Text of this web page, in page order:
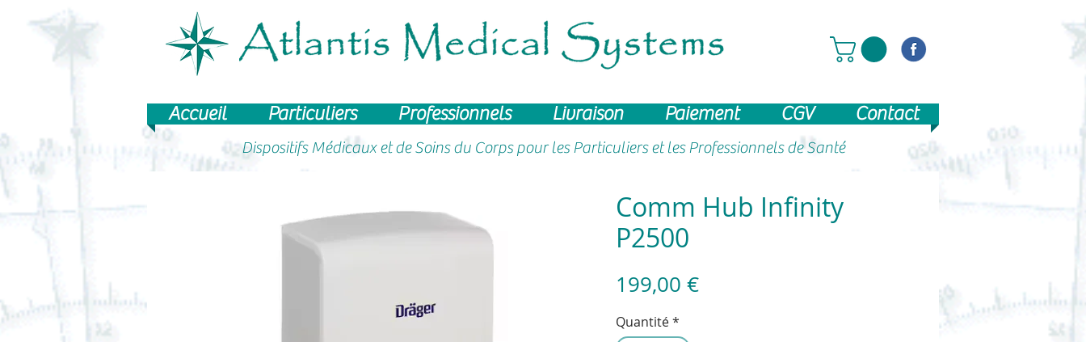
Accueil Particuliers Professionnels Livraison Paiement CGV Contact
Dispositifs Médicaux et de Soins du Corps pour les Particuliers et les Professionnels de Santé
Comm Hub Infinity
P2500
199,00 €Prix
Quantité*